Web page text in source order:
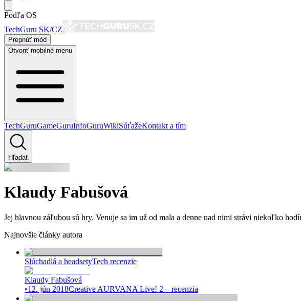
Podľa OS
TechGuru SK/CZ
Prepnúť mód
Otvoriť mobilné menu
TechGuruGameGuruInfoGuruWikiSúťažeKontakt a tím
Hľadať
Klaudy Fabušová
Jej hlavnou záľubou sú hry. Venuje sa im už od mala a denne nad nimi strávi niekoľko
Najnovšie články autora
Slúchadlá a headsetyTech recenzie
Klaudy Fabušová
•12. jún 2018Creative AURVANA Live! 2 – recenzia